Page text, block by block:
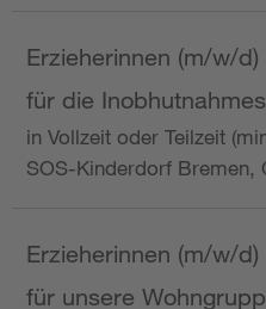
Erzieherinnen (m/w/
für die
in Vollzeit oder Teilzeit
SOS-Kinderdorf Bremen,
Erzieherinnen (m/w/
für unsere